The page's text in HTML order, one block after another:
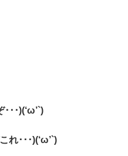
･･)(‘ω’`)
れ･･･)(‘ω’`)